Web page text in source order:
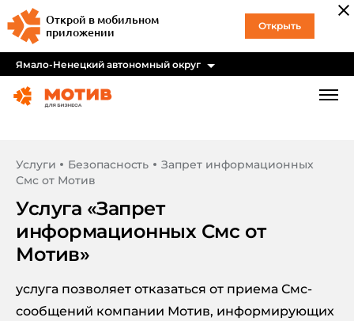
Открой в мобильном
приложении
Открыть
Ямало-Ненецкий автономный округ
Услуги Безопасность
Запрет информационных
Смс от Мотив
Услуга «Запрет
информационных Смс от
Мотив»
услуга позволяет отказаться от приема Смс-
сообщений компании Мотив, информирующих